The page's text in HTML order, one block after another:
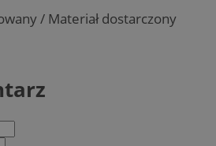
/ Materiał dostarczony